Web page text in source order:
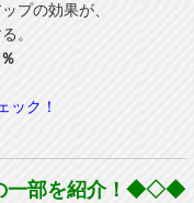
プの効果が、
。
ク！
一部を紹介！◆◇◆